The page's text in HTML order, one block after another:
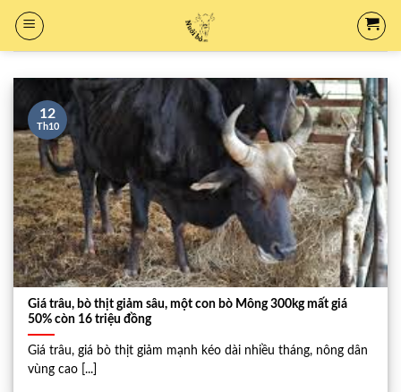
Skip
content
Giá trâu, bò thịt giảm sâu, một con bò Mông 300kg mất giá
50% còn 16 triệu đồng
Giá trâu, giá bò thịt giảm mạnh kéo dài nhiều tháng, nông dân
vùng cao [...]
12
Th10